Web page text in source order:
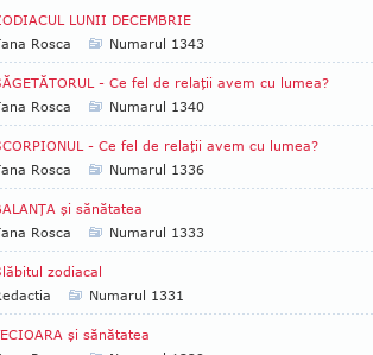
LUNII DECEMBRIE
Rosca
Numarul 1343
- Ce fel de relaţii avem cu lumea?
Rosca
Numarul 1340
- Ce fel de relaţii avem cu lumea?
Rosca
Numarul 1336
şi sănătatea
Rosca
Numarul 1333
zodiacal
Numarul 1331
şi sănătatea